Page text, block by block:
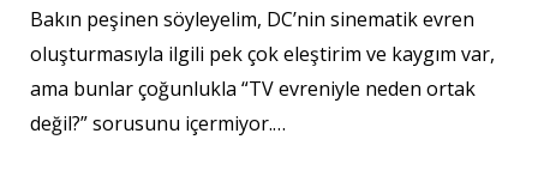
Bakın peşinen söyleyelim, DC’nin sinematik evren
oluşturmasıyla ilgili pek çok eleştirim ve kaygım var,
ama bunlar çoğunlukla “TV evreniyle neden ortak
değil?” sorusunu içermiyor.…